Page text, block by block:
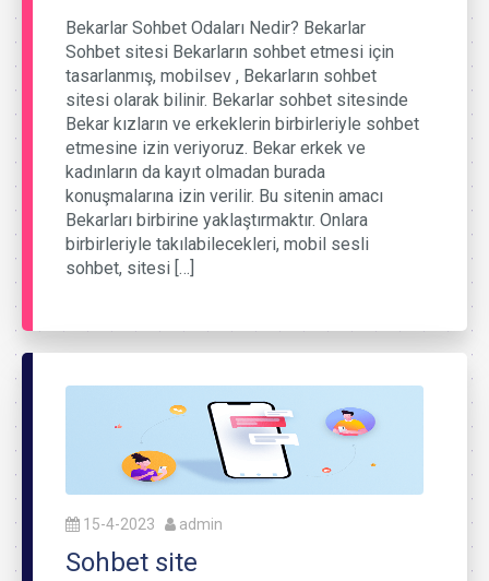
Bekarlar Sohbet Odaları Nedir? Bekarlar
Sohbet sitesi Bekarların sohbet etmesi için
tasarlanmış, mobilsev , Bekarların sohbet
sitesi olarak bilinir. Bekarlar sohbet sitesinde
Bekar kızların ve erkeklerin birbirleriyle sohbet
etmesine izin veriyoruz. Bekar erkek ve
kadınların da kayıt olmadan burada
konuşmalarına izin verilir. Bu sitenin amacı
Bekarları birbirine yaklaştırmaktır. Onlara
birbirleriyle takılabilecekleri, mobil sesli
sohbet, sitesi […]
15-4-2023 admin
Sohbet site